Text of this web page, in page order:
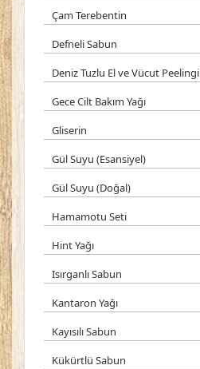
Çam Terebentin
Defneli Sabun
Deniz Tuzlu El ve Vücut Peelingi
Gece Cilt Bakım Yağı
Gliserin
Gül Suyu (Esansiyel)
Gül Suyu (Doğal)
Hamamotu Seti
Hint Yağı
Isırganlı Sabun
Kantaron Yağı
Kayısılı Sabun
Kükürtlü Sabun